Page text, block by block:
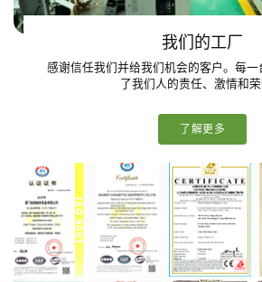
我们的工厂
感谢信任我们并给我们机会的客户。每一
了我们人的责任、激情和荣
了解更多